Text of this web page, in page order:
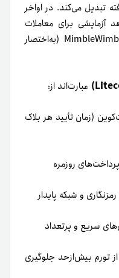
تبدیل می‌کند. در اواخر
شاهد آزمایشی برای معاملات
محرمانه بود که اصطلاحاً به آن MimbleWimble (به‌اختصار
عبارت‌اند از:
(زمان تأیید هر بلاک
روزمره
و شبکه پایدار
سریع و پرتعداد
که از تورم بیش‌ازحد جلوگیری